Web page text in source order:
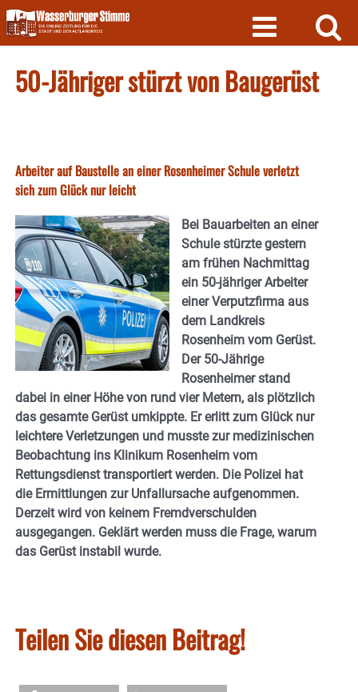
Skip
to
content
50-Jähriger stürzt von Baugerüst
Arbeiter auf Baustelle an einer Rosenheimer Schule verletzt
sich zum Glück nur leicht
Bei Bauarbeiten an einer
Schule stürzte gestern
am frühen Nachmittag
ein 50-jähriger Arbeiter
einer Verputzfirma aus
dem Landkreis
Rosenheim vom Gerüst.
Der 50-Jährige
Rosenheimer stand
dabei in einer Höhe von rund vier Metern, als plötzlich
das gesamte Gerüst umkippte. Er erlitt zum Glück nur
leichtere Verletzungen und musste zur medizinischen
Beobachtung ins Klinikum Rosenheim vom
Rettungsdienst transportiert werden. Die Polizei hat
die Ermittlungen zur Unfallursache aufgenommen.
Derzeit wird von keinem Fremdverschulden
ausgegangen. Geklärt werden muss die Frage, warum
das Gerüst instabil wurde.
Teilen Sie diesen Beitrag!